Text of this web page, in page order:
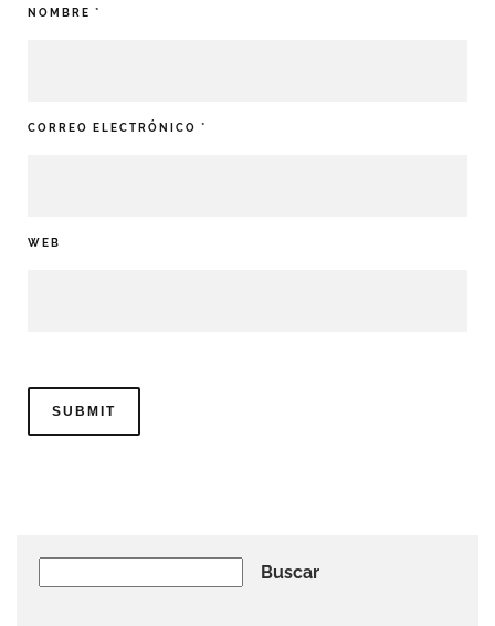
NOMBRE *
CORREO ELECTRÓNICO *
WEB
Buscar